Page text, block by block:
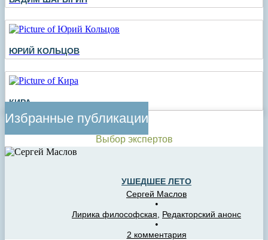
ЮРИЙ КОЛЬЦОВ
КИРА
Избранные публикации
Выбор экспертов
УШЕДШЕЕ ЛЕТО
Сергей Маслов
•
Лирика философская Редакторский анонс
•
2 комментария